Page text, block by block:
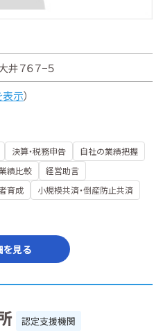
７６７−５
示）
決算・税務申告
自社の業績把握
績比較
経営助言
育成
小規模共済・倒産防止共済
を見る
認定支援機関